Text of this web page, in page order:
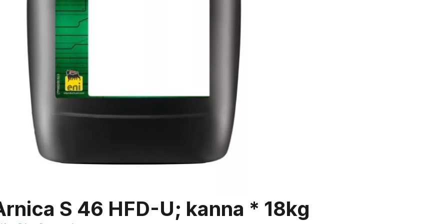
S 46 HFD-U; kanna * 18kg